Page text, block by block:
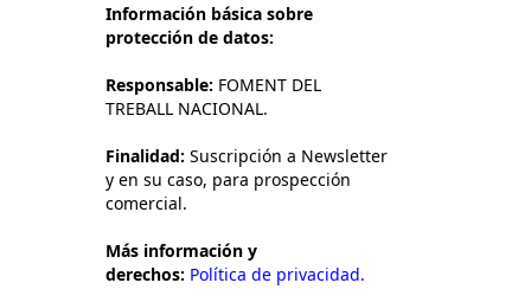
Información básica sobre
protección de datos:
Responsable: FOMENT DEL
TREBALL NACIONAL.
Finalidad: Suscripción a Newsletter
y en su caso, para prospección
comercial.
Más información y
derechos: Política de privacidad.